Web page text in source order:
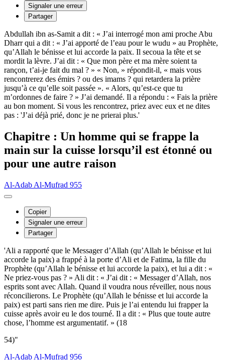
Signaler une erreur
Partager
Abdullah ibn as-Samit a dit : « J’ai interrogé mon ami proche Abu
Dharr qui a dit : « J’ai apporté de l’eau pour le wudu » au Prophète,
qu’Allah le bénisse et lui accorde la paix. Il secoua la tête et se
mordit la lèvre. J’ai dit : « Que mon père et ma mère soient ta
rançon, t’ai-je fait du mal ? » « Non, » répondit-il, « mais vous
rencontrerez des émirs ? ou des imams ? qui retardera la prière
jusqu’à ce qu’elle soit passée ». « Alors, qu’est-ce que tu
m’ordonnes de faire ? » J’ai demandé. Il a répondu : « Fais la prière
au bon moment. Si vous les rencontrez, priez avec eux et ne dites
pas : 'J’ai déjà prié, donc je ne prierai plus.'
Chapitre : Un homme qui se frappe la
main sur la cuisse lorsqu’il est étonné ou
pour une autre raison
Al-Adab Al-Mufrad 955
Copier
Signaler une erreur
Partager
'Ali a rapporté que le Messager d’Allah (qu’Allah le bénisse et lui
accorde la paix) a frappé à la porte d’Ali et de Fatima, la fille du
Prophète (qu’Allah le bénisse et lui accorde la paix), et lui a dit : «
Ne priez-vous pas ? » Ali dit : « J’ai dit : « Messager d’Allah, nos
esprits sont avec Allah. Quand il voudra nous réveiller, nous nous
réconcilierons. Le Prophète (qu’Allah le bénisse et lui accorde la
paix) est parti sans rien me dire. Puis je l’ai entendu lui frapper la
cuisse après avoir eu le dos tourné. Il a dit : « Plus que toute autre
chose, l’homme est argumentatif. » (18
54)"
Al-Adab Al-Mufrad 956